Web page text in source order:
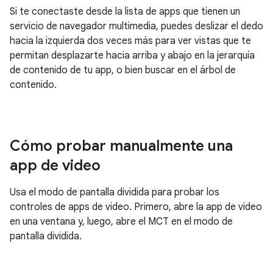
Si te conectaste desde la lista de apps que tienen un
servicio de navegador multimedia, puedes deslizar el dedo
hacia la izquierda dos veces más para ver vistas que te
permitan desplazarte hacia arriba y abajo en la jerarquía
de contenido de tu app, o bien buscar en el árbol de
contenido.
Cómo probar manualmente una
app de video
Usa el modo de pantalla dividida para probar los
controles de apps de video. Primero, abre la app de video
en una ventana y, luego, abre el MCT en el modo de
pantalla dividida.